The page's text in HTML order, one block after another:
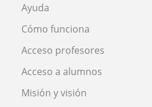
Ayuda
Cómo funciona
Acceso profesores
Acceso a alumnos
Misión y visión